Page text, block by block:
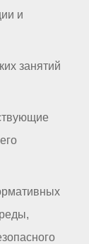
и
занятий